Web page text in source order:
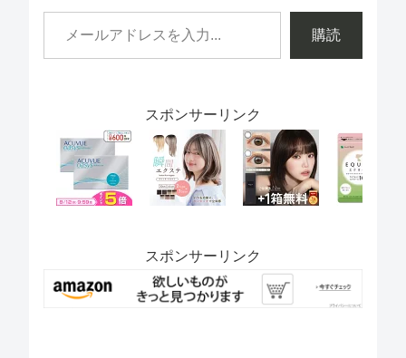
購読
スポンサーリンク
スポンサーリンク